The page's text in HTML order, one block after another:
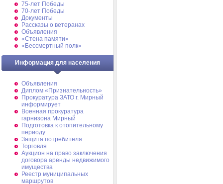
75-лет Победы
70-лет Победы
Документы
Рассказы о ветеранах
Объявления
«Стена памяти»
«Бессмертный полк»
Информация для населения
Объявления
Диплом «Признательность»
Прокуратура ЗАТО г. Мирный
информирует
Военная прокуратура
гарнизона Мирный
Подготовка к отопительному
периоду
Защита потребителя
Торговля
Аукцион на право заключения
договора аренды недвижимого
имущества
Реестр муниципальных
маршрутов